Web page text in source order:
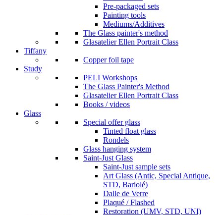
Pre-packaged sets
Painting tools
Mediums/Additives
The Glass painter's method
Glasatelier Ellen Portrait Class
Tiffany
Copper foil tape
Study
PELI Workshops
The Glass Painter's Method
Glasatelier Ellen Portrait Class
Books / videos
Glass
Special offer glass
Tinted float glass
Rondels
Glass hanging system
Saint-Just Glass
Saint-Just sample sets
Art Glass (Antic, Special Antique,
STD, Bariolé)
Dalle de Verre
Plaqué / Flashed
Restoration (UMV, STD, UNI)